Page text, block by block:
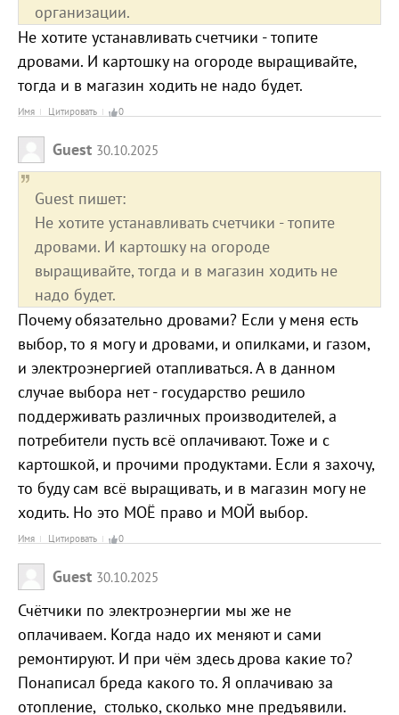
организации.
Не хотите устанавливать счетчики - топите
дровами. И картошку на огороде выращивайте,
тогда и в магазин ходить не надо будет.
Имя Цитировать 0
Guest 30.10.2025
Guest пишет:
Не хотите устанавливать счетчики - топите
дровами. И картошку на огороде
выращивайте, тогда и в магазин ходить не
надо будет.
Почему обязательно дровами? Если у меня есть
выбор, то я могу и дровами, и опилками, и газом,
и электроэнергией отапливаться. А в данном
случае выбора нет - государство решило
поддерживать различных производителей, а
потребители пусть всё оплачивают. Тоже и с
картошкой, и прочими продуктами. Если я захочу,
то буду сам всё выращивать, и в магазин могу не
ходить. Но это МОЁ право и МОЙ выбор.
Имя Цитировать 0
Guest 30.10.2025
Счётчики по электроэнергии мы же не
оплачиваем. Когда надо их меняют и сами
ремонтируют. И при чём здесь дрова какие то?
Понаписал бреда какого то. Я оплачиваю за
отопление, столько, сколько мне предъявили.